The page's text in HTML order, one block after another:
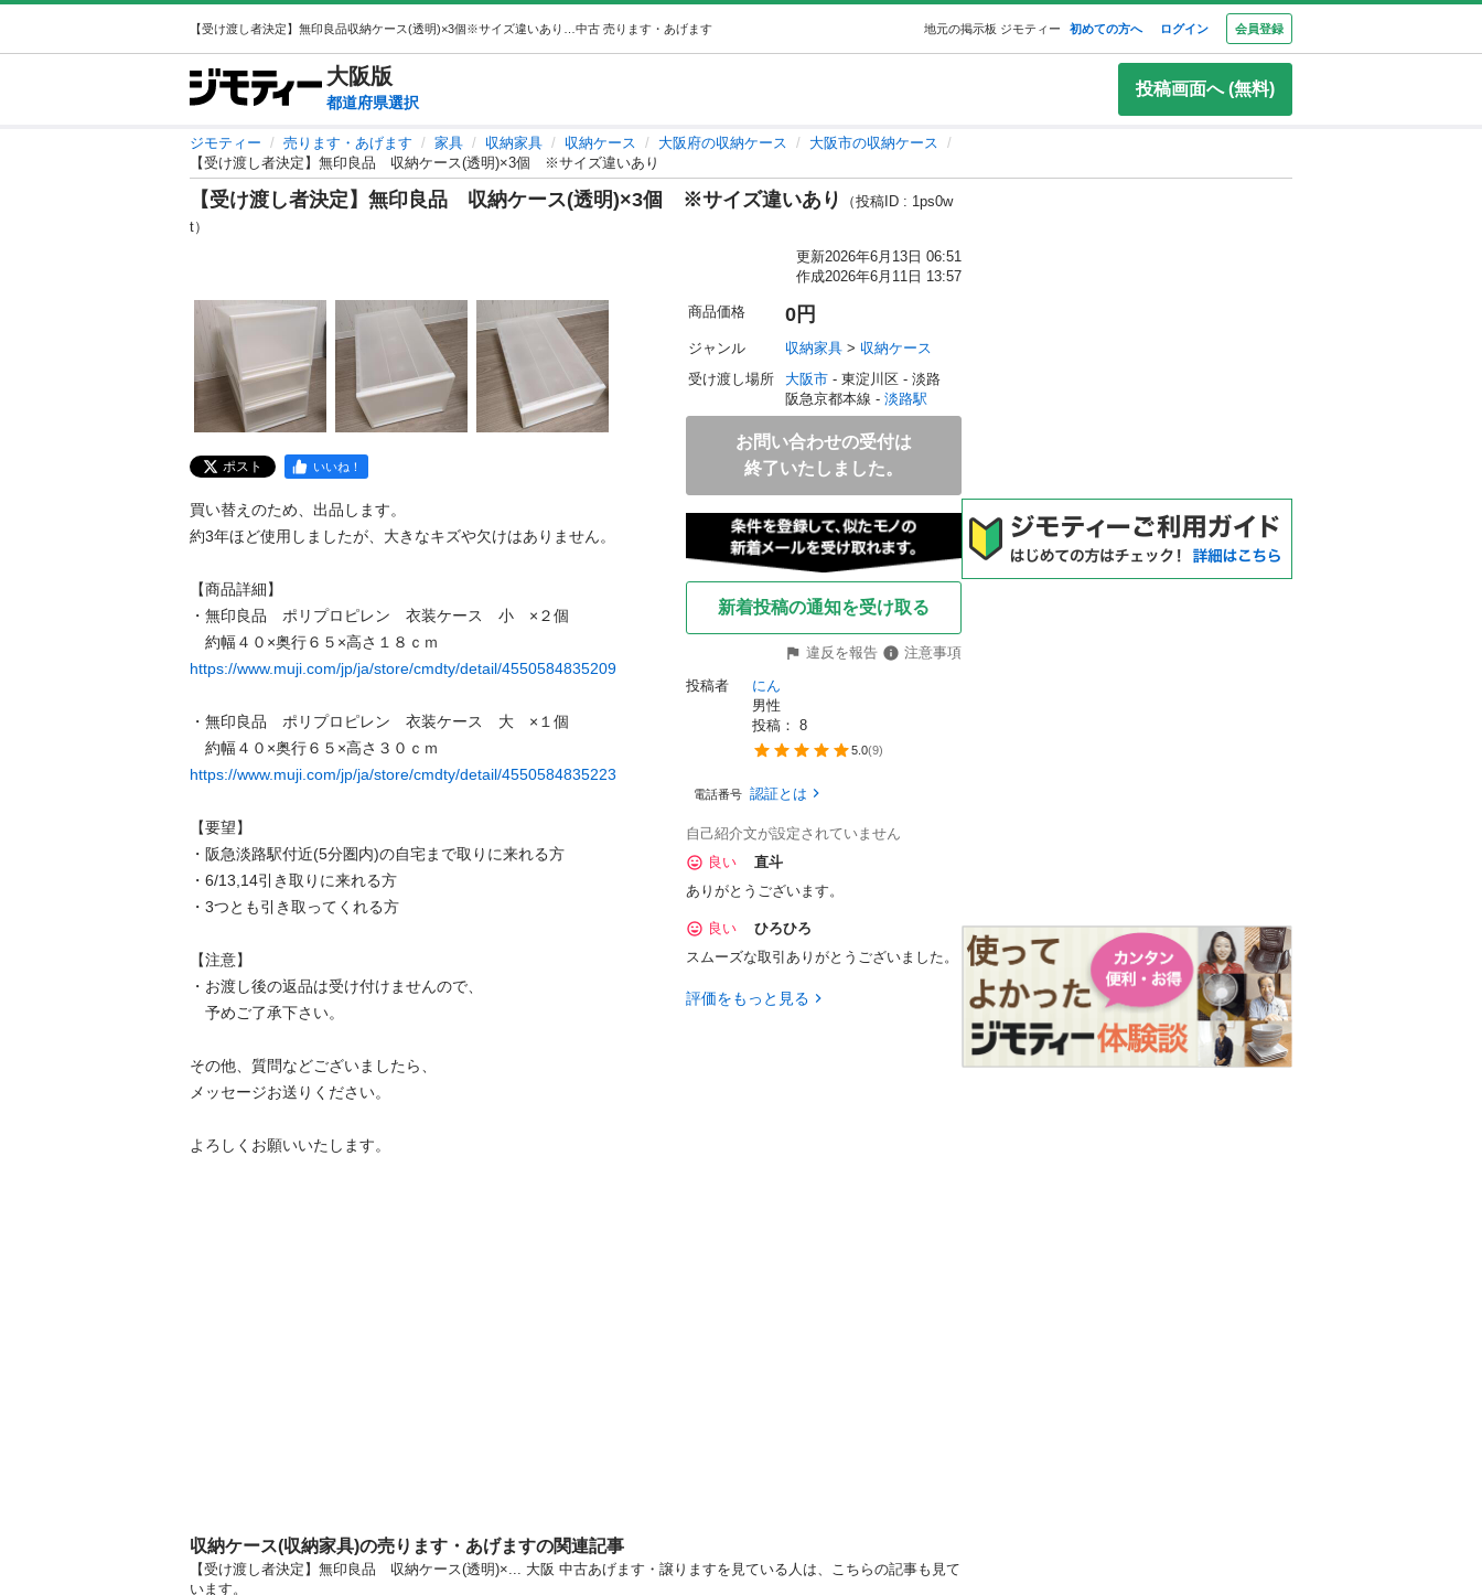
中古 売ります・あげます 地元の掲示板 ジモティー 初めての方へ ログイン 会員登録
大阪版
都道府県選択
投稿画面へ (無料)
ジモティー 売ります・あげます 家具 収納家具 収納ケース 大阪府の収納ケース
大阪市の収納ケース
【受け渡し者決定】無印良品 収納ケース(透明)×3個 ※サイズ違いあり
【受け渡し者決定】無印良品 収納ケース(透明)×3個 ※サイズ違いあり
（投稿ID : 1ps0w
t）
更新2026年6月13日 06:51
作成2026年6月11日 13:57
ポスト いいね！
買い替えのため、出品します。
約3年ほど使用しましたが、大きなキズや欠けはありません。
【商品詳細】
・無印良品　ポリプロピレン　衣装ケース　小　×２個
https://www.muji.com/jp/ja/store/cmdty/detail/4550584835209
・無印良品　ポリプロピレン　衣装ケース　大　×１個
https://www.muji.com/jp/ja/store/cmdty/detail/4550584835223
【要望】
・阪急淡路駅付近(5分圏内)の自宅まで取りに来れる方
・6/13,14引き取りに来れる方
・3つとも引き取ってくれる方
【注意】
・お渡し後の返品は受け付けませんので、
予めご了承下さい。
その他、質問などございましたら、
メッセージお送りください。
商品価格 0円
ジャンル 収納家具 > 収納ケース
受け渡し場所
大阪市 - 東淀川区 - 淡路
阪急京都本線 - 淡路駅
お問い合わせの受付は
終了いたしました。
新着投稿の通知を受け取る
違反を報告
注意事項
投稿者
にん
男性
投稿： 8
5.0(9)
電話番号 認証とは
自己紹介文が設定されていません
良い
直斗
ありがとうございます。
良い
ひろひろ
スムーズな取引ありがとうございました。
評価をもっと見る
収納ケース(収納家具)の売ります・あげますの関連記事
【受け渡し者決定】無印良品 収納ケース(透明)×... 大阪 中古あげます・譲りますを見ている人は、こちらの記事も見て
います。